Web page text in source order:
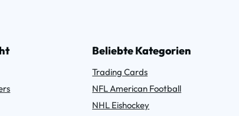
Beliebte Kategorien
Trading Cards
NFL American Football
NHL Eishockey